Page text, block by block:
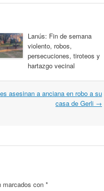
Lanús: Fin de semana
violento, robos,
persecuciones, tiroteos y
hartazgo vecinal
asesinan a anciana en robo a su
casa de Gerli →
marcados con *